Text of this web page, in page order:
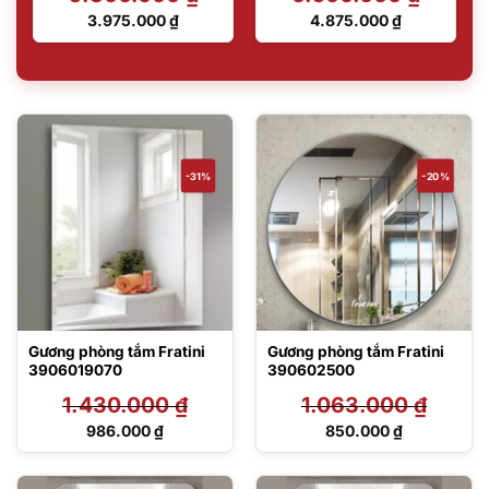
Giá
3.975.000₫
Giá
Giá
4.875.000₫
Giá
-31%
Gương phòng tắm Fratini
3906019070
1.430.000₫
Giá
1.430.000 ₫.
986.000₫
Giá
tại
-20%
Gương phòng tắm Fratini
390602500
1.063.000₫
Giá
1.063.000 ₫.
850.000₫
Giá
tại